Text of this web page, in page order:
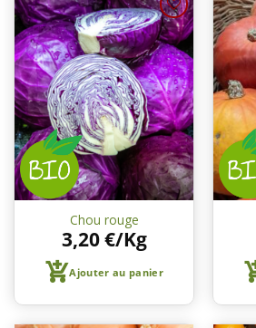
Ajouter
à une
liste de
courses
Chou rouge
3,20€/Kg
Ajouter au panier